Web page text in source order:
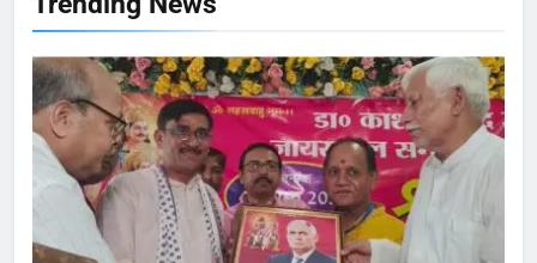
167
Ballia : थैंक्यू बलिया पुलिस: पीड़िता को
मिले 1.38 लाख रूपये
NATIONAL बलिया
कोचिंग सेंटर में लगी भीषण आग, जान